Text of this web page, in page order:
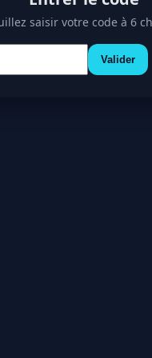
saisir votre code à 6
Valider